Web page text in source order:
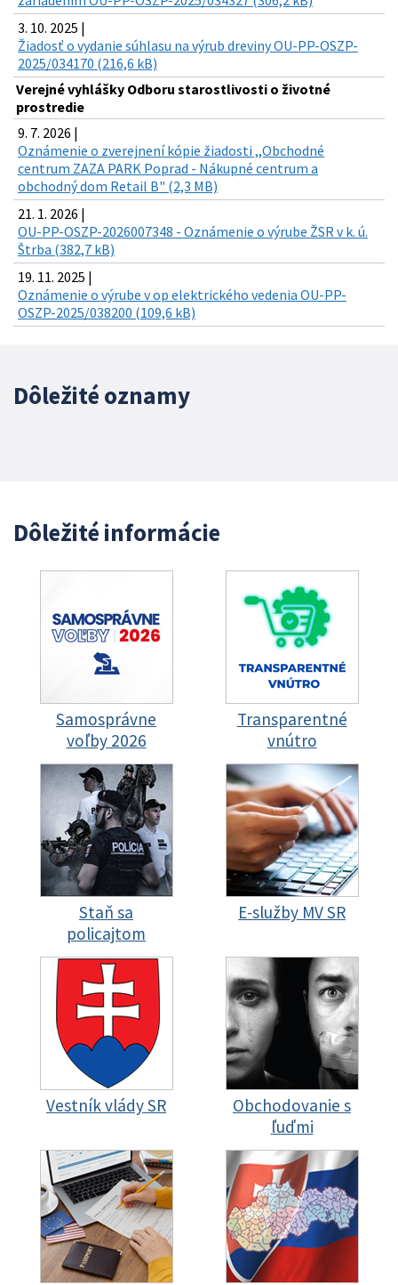
3. 10. 2025 |
Žiadosť o vydanie súhlasu na výrub dreviny OU-PP-OSZP-
2025/034170 (216,6 kB)
Verejné vyhlášky Odboru starostlivosti o životné
prostredie
9. 7. 2026 |
Oznámenie o zverejnení kópie žiadosti ,,Obchodné
centrum ZAZA PARK Poprad - Nákupné centrum a
obchodný dom Retail B" (2,3 MB)
21. 1. 2026 |
OU-PP-OSZP-2026007348 - Oznámenie o výrube ŽSR v k. ú.
Štrba (382,7 kB)
19. 11. 2025 |
Oznámenie o výrube v op elektrického vedenia OU-PP-
OSZP-2025/038200 (109,6 kB)
Dôležité oznamy
Dôležité informácie
Samosprávne
voľby 2026
Transparentné
vnútro
Staň sa
policajtom
E-služby MV SR
Vestník vlády SR
Obchodovanie s
ľuďmi